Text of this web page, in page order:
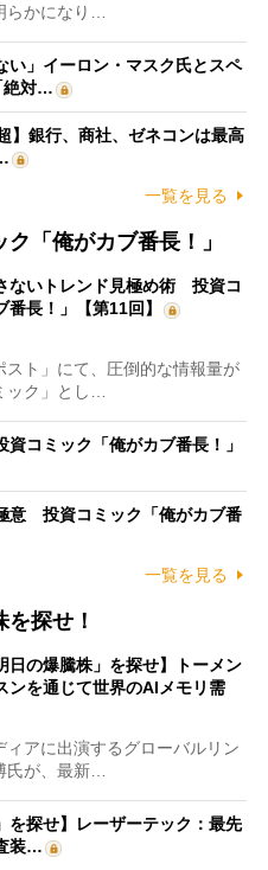
らかになり…
い」イーロン・マスク氏とスペ
絶対…
】銀行、商社、ゼネコンは最高
一覧を見る
「俺がカブ番長！」
ないトレンド見極め術 投資コ
番長！」【第11回】
ト」にて、圧倒的な情報量が
ック」とし…
コミック「俺がカブ番長！」
意 投資コミック「俺がカブ番
一覧を見る
探せ！
日の爆騰株」を探せ】トーメン
ンを通じて世界のAIメモリ需
アに出演するグローバルリン
氏が、最新…
を探せ】レーザーテック：最先
装…